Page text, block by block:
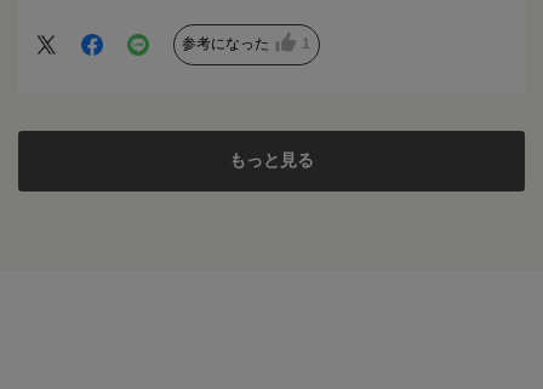
参考になった 1
もっと見る